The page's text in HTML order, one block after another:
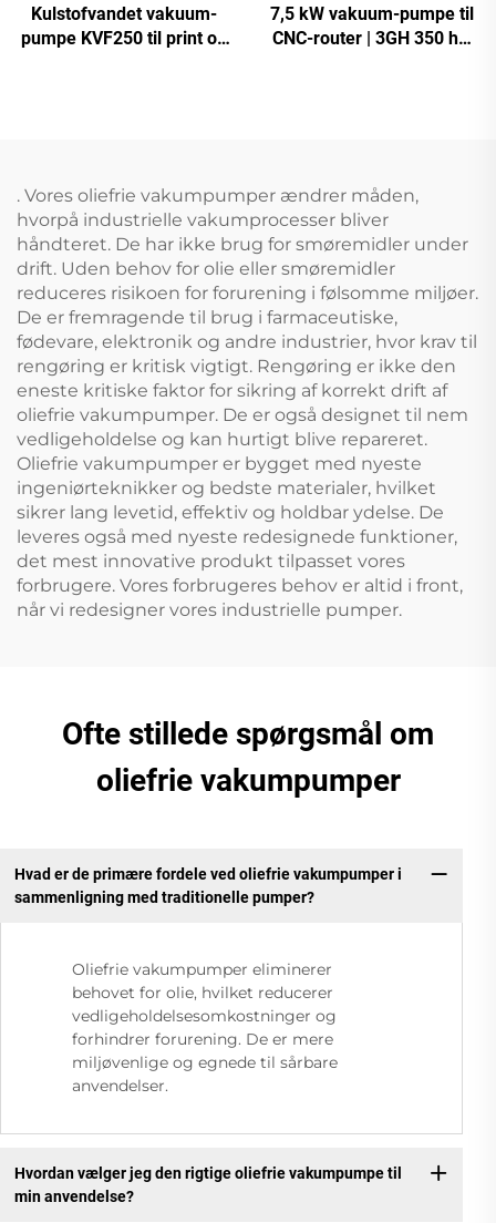
Kulstofvandet vakuum-
pumpe KVF250 til print og
7,5 kW vakuum-pumpe til
CNC-router | 3GH 350 høj
. Vores oliefrie vakumpumper ændrer måden,
hvorpå industrielle vakumprocesser bliver
håndteret. De har ikke brug for smøremidler under
drift. Uden behov for olie eller smøremidler
reduceres risikoen for forurening i følsomme miljøer.
De er fremragende til brug i farmaceutiske,
fødevare, elektronik og andre industrier, hvor krav til
rengøring er kritisk vigtigt. Rengøring er ikke den
eneste kritiske faktor for sikring af korrekt drift af
oliefrie vakumpumper. De er også designet til nem
vedligeholdelse og kan hurtigt blive repareret.
Oliefrie vakumpumper er bygget med nyeste
ingeniørteknikker og bedste materialer, hvilket
sikrer lang levetid, effektiv og holdbar ydelse. De
leveres også med nyeste redesignede funktioner,
det mest innovative produkt tilpasset vores
forbrugere. Vores forbrugeres behov er altid i front,
når vi redesigner vores industrielle pumper.
Ofte stillede spørgsmål om
oliefrie vakumpumper
Hvad er de primære fordele ved oliefrie vakumpumper i
sammenligning med traditionelle pumper?
Oliefrie vakumpumper eliminerer
behovet for olie, hvilket reducerer
vedligeholdelsesomkostninger og
forhindrer forurening. De er mere
miljøvenlige og egnede til sårbare
anvendelser.
Hvordan vælger jeg den rigtige oliefrie vakumpumpe til
min anvendelse?